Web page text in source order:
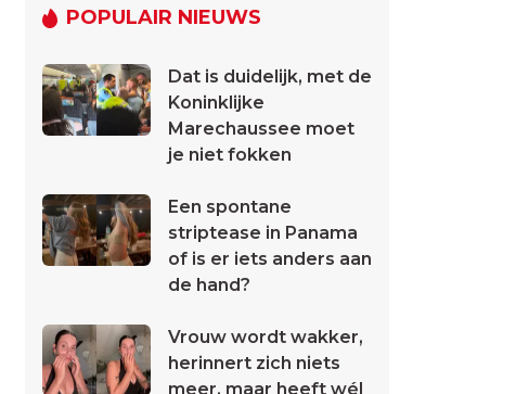
POPULAIR NIEUWS
Dat is duidelijk, met de
Koninklijke
Marechaussee moet
je niet fokken
Een spontane
striptease in Panama
of is er iets anders aan
de hand?
Vrouw wordt wakker,
herinnert zich niets
meer, maar heeft wél